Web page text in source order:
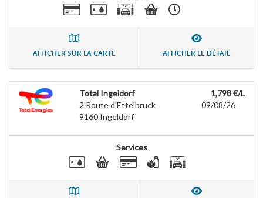
AFFICHER SUR LA CARTE AFFICHER LE DÉTAIL
Total Ingeldorf
2 Route d'Ettelbruck
9160 Ingeldorf
1,798 €/L
09/08/26
Services